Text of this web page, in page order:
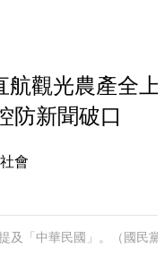
觀光農產全上
新聞破口
會
及「中華民國」。（國民黨